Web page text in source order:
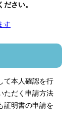
さい。
す
て本人確認を行
ただく申請方法
証明書の申請を